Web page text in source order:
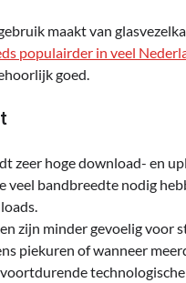
maakt van
populairder in veel
goed.
zeer hoge download- en
veel bandbreedte nodig
zijn minder gevoelig voor
piekuren of wanneer